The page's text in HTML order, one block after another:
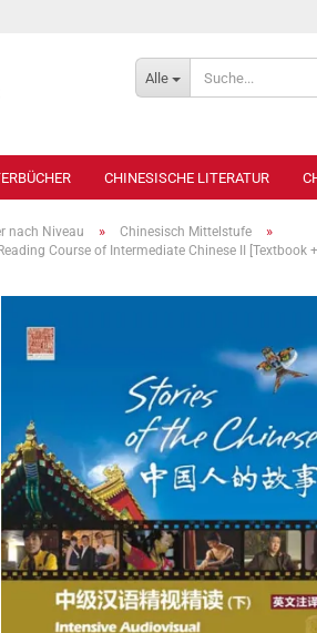
Alle
CHINESISCHE LITERATUR
nach Niveau » Chinesisch Mittelstufe »
Course of Intermediate Chinese II [Textbook +